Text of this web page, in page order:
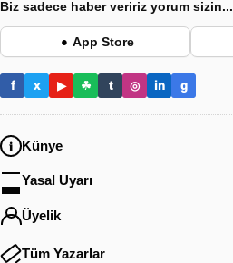
Biz sadece haber veririz yorum sizin...
● App Store
f x ▶ ☘ t ◎ in g
Künye
Yasal Uyarı
Üyelik
Tüm Yazarlar